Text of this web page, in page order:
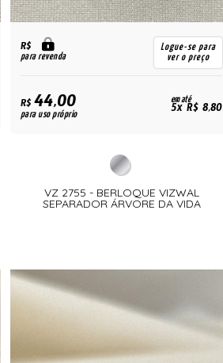
R$
para revenda
Logue-se para
ver o preço
R$44,00
para uso próprio
em até
5x R$ 8,80
VZ 2755 - BERLOQUE VIZWAL
SEPARADOR ÁRVORE DA VIDA